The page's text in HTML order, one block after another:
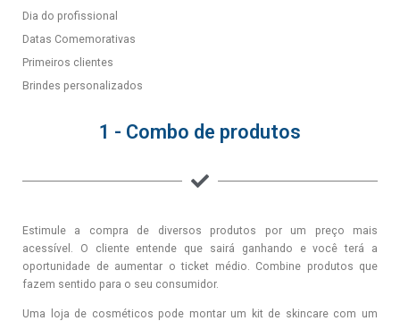
Dia do profissional
Datas Comemorativas
Primeiros clientes
Brindes personalizados
1 - Combo de produtos
Estimule a compra de diversos produtos por um preço mais
acessível. O cliente entende que sairá ganhando e você terá a
oportunidade de aumentar o ticket médio. Combine produtos que
fazem sentido para o seu consumidor.
Uma loja de cosméticos pode montar um kit de skincare com um